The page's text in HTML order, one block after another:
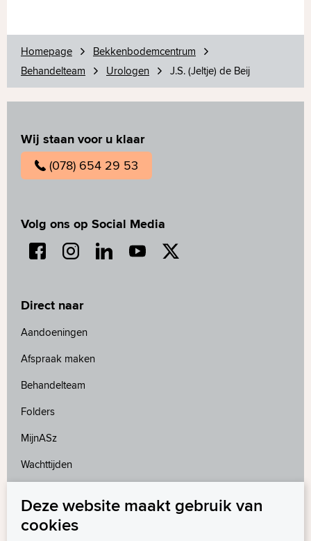
Homepage
Bekkenbodemcentrum
Behandelteam
Urologen J.S. (Jeltje) de Beij
Wij staan voor u klaar
(078) 654 29 53
Volg ons op Social Media
Direct naar
Aandoeningen
Afspraak maken
Behandelteam
Folders
MijnASz
Wachttijden
Meer weten?
Deze website maakt gebruik van
cookies